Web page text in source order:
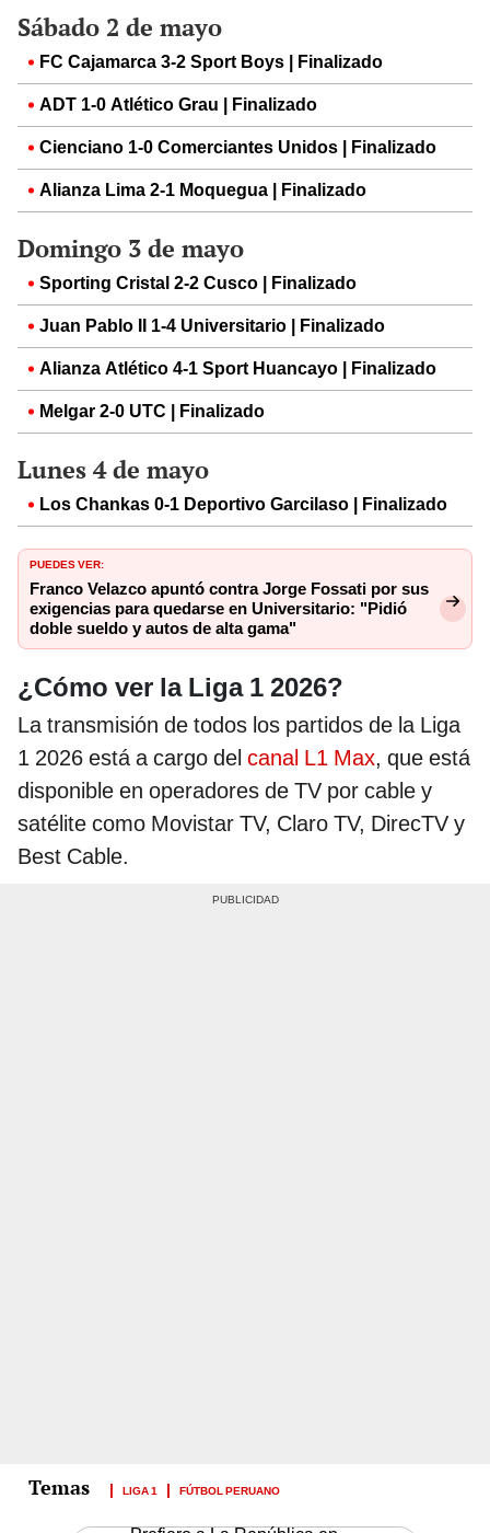
Sábado 2 de mayo
FC Cajamarca 3-2 Sport Boys | Finalizado
ADT 1-0 Atlético Grau | Finalizado
Cienciano 1-0 Comerciantes Unidos | Finalizado
Alianza Lima 2-1 Moquegua | Finalizado
Domingo 3 de mayo
Sporting Cristal 2-2 Cusco | Finalizado
Juan Pablo II 1-4 Universitario | Finalizado
Alianza Atlético 4-1 Sport Huancayo | Finalizado
Melgar 2-0 UTC | Finalizado
Lunes 4 de mayo
Los Chankas 0-1 Deportivo Garcilaso | Finalizado
PUEDES VER:
Franco Velazco apuntó contra Jorge Fossati por sus
exigencias para quedarse en Universitario: "Pidió
doble sueldo y autos de alta gama"
¿Cómo ver la Liga 1 2026?
La transmisión de todos los partidos de la Liga
1 2026 está a cargo del canal L1 Max, que está
disponible en operadores de TV por cable y
satélite como Movistar TV, Claro TV, DirecTV y
Best Cable.
LIGA 1 FÚTBOL PERUANO